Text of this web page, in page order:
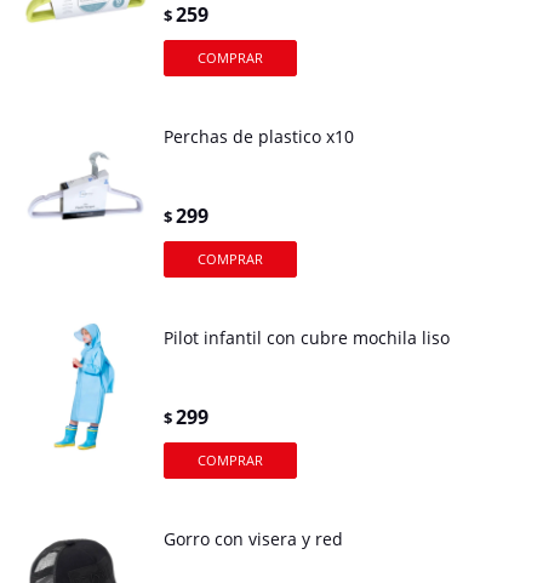
$259
Perchas de plastico x10
$299
Pilot infantil con cubre mochila liso
$299
Gorro con visera y red